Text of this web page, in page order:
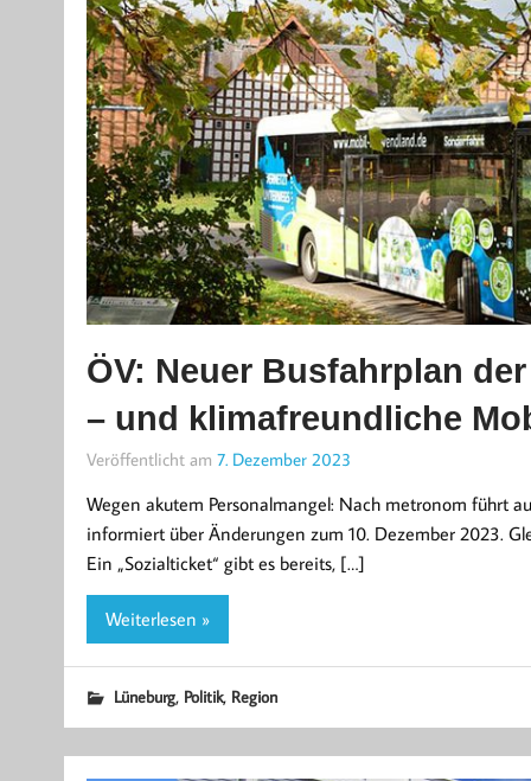
ÖV: Neuer Busfahrplan
– und klimafreundliche
Veröffentlicht am 7. Dezember 2023
Wegen akutem Personalmangel: Nach metronom führt
informiert über Änderungen zum 10. Dezember 2023.
Ein „Sozialticket“ gibt es bereits, […]
Weiterlesen »
Lüneburg, Politik, Region